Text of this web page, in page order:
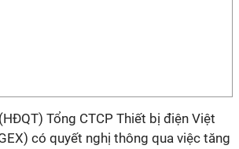
Tổng CTCP Thiết bị điện Việt
có quyết nghị thông qua việc tăng